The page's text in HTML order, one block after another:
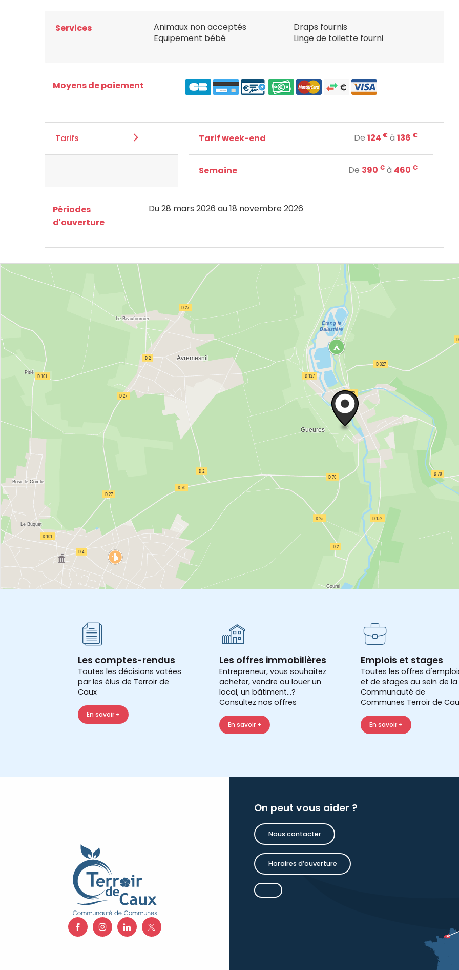
Services
Animaux non acceptés
Equipement bébé
Draps fournis
Linge de toilette fourni
Moyens de paiement
Tarifs Tarif week-end De124 € à136 €
Semaine De 390 € à 460 €
Périodes
d'ouverture
Du28 mars 2026 au18 novembre 2026
Les comptes-rendus
Toutes les décisions votées
par les élus de Terroir de
Caux
En savoir +
Les offres immobilières
Entrepreneur, vous souhaitez
acheter, vendre ou louer un
local, un bâtiment...?
Consultez nos offres
En savoir +
Emplois et stages
Toutes les offres
et de stages au sein de la
Communauté de
Communes Terroir de
En savoir +
On peut vous aider ?
Nous contacter
Horaires d’ouverture